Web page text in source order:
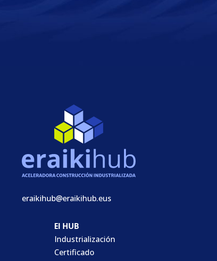
eraikihub@eraikihub.eus
El HUB
Industrialización
Certificado